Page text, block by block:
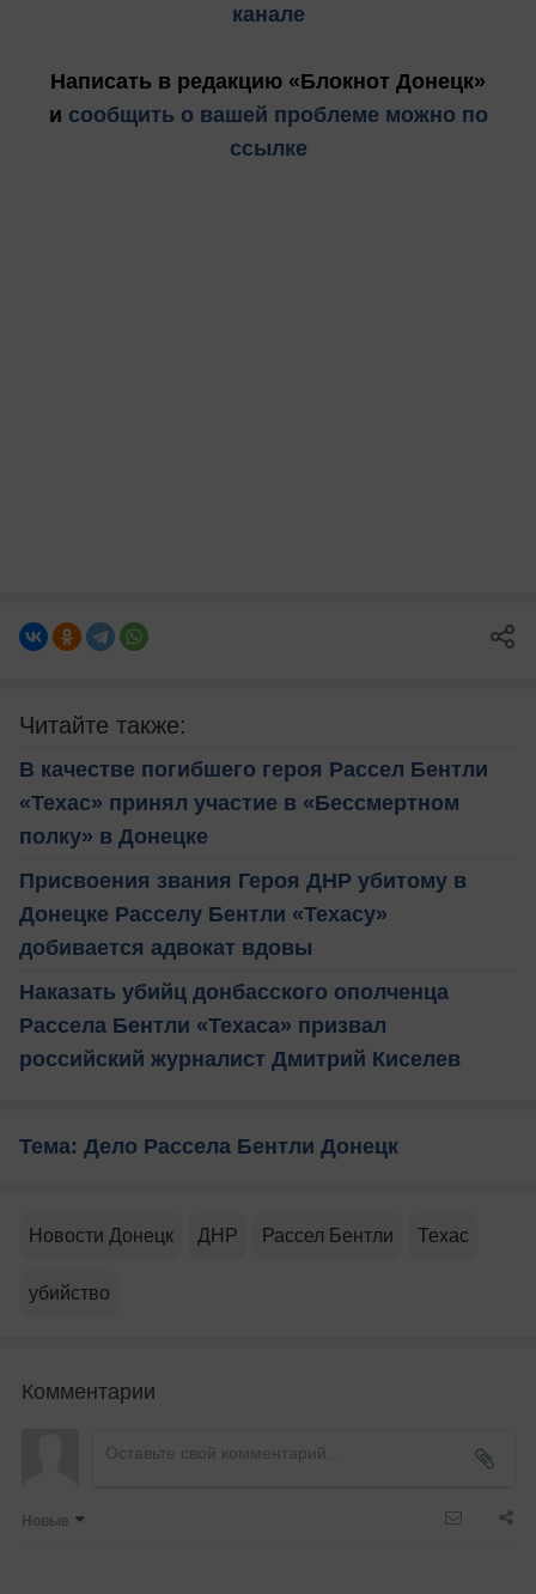
канале
Написать в редакцию «Блокнот Донецк»
и сообщить о вашей проблеме можно по
ссылке
Читайте также:
В качестве погибшего героя Рассел Бентли
«Техас» принял участие в «Бессмертном
полку» в Донецке
Присвоения звания Героя ДНР убитому в
Донецке Расселу Бентли «Техасу»
добивается адвокат вдовы
Наказать убийц донбасского ополченца
Рассела Бентли «Техаса» призвал
российский журналист Дмитрий Киселев
Тема: Дело Рассела Бентли Донецк
Новости Донецк ДНР Рассел Бентли Техас
убийство
Комментарии
Новые